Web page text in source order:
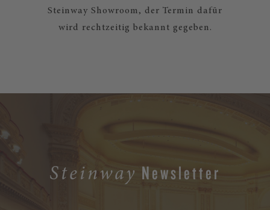
Steinway Showroom, der Termin dafür
wird rechtzeitig bekannt gegeben.
Steinway Newsletter